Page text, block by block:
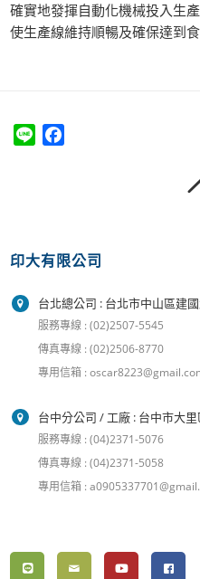
確實地發揮自動化機械投入生
使生產線維持順暢及確保達到
Line
印大有限公司
台北總公司 : 台北市中山區建
服務專線 : (02)2507-5545
傳真專線 : (02)2506-8770
專用信箱 :
台中分公司 / 工廠 : 台中市大
服務專線 : (04)2371-5076
傳真專線 : (04)2371-5058
專用信箱 :